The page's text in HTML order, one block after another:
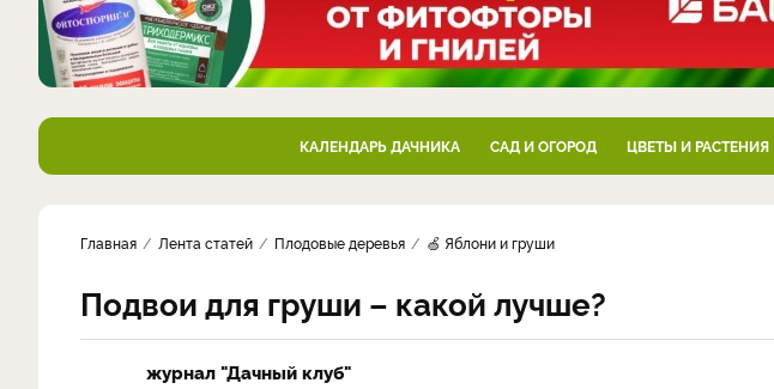
КАЛЕНДАРЬ ДАЧНИКА САД И ОГОРОД ЦВЕТЫ И РАСТЕНИЯ
Главная Лента статей Плодовые деревья 🍏 Яблони и груши
Подвои для груши – какой лучше?
журнал "Дачный клуб"